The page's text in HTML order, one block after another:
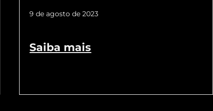
9 de agosto de 2023
Saiba mais